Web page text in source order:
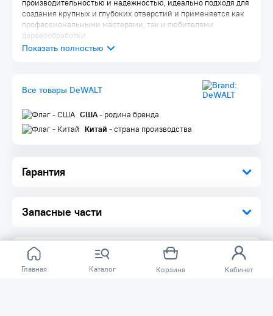
Главная Каталог Корзина Кабинет
Гарантия
Запасные части
производительностью и надежностью, идеально подходя для
создания крупных и глубоких отверстий и применяется как
профессиональными мастерами, так и любителями
деревообработки.
Все товары DeWALT
США- родина бренда
Китай - страна производства